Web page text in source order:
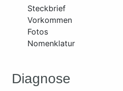
Steckbrief
Vorkommen
Fotos
Nomenklatur
Diagnose